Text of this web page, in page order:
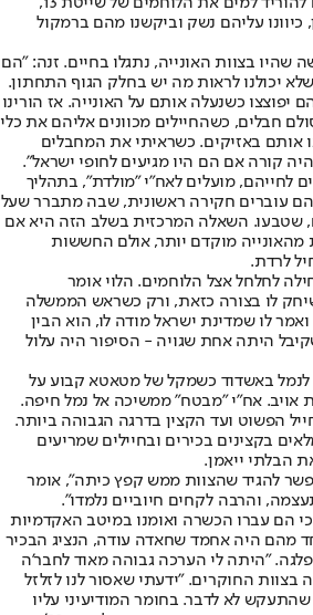
עליהם נשק וביקשנו מהם ברמקול
בצוות האונייה, נתגלו בחיים. זנה: "הם
יכולנו לראות מה יש בחלק הגוף התחתון.
כשנעלה אותם על האונייה. אז הורינו
חבלים, כשהחיילים מכוונים אליהם את כלי
אותם באזיקים. כשראיתי את המחבלים
קורה אם הם היו מגיעים לחופי ישראל".
לחייהם, מועלים לאח"י "מולדת", בתהליך
עוברים חקירה ראשונית, שבה מתברר שעל
עוד 20 מחבלים, שטבעו. השאלה המרכזית בשלב הזה היא אם
מהאונייה מוקדם יותר, אולם החששות
לרדת.
לחלחל אצל הלוחמים. הלוי אומר
לו בצורה כזאת, ורק כשראש הממשלה
ואמר לו שמדינת ישראל מודה לו, הוא הבין
היתה אחת שגויה - הסיפור היה עלול
לנמל באשדוד כשמקל של מטאטא קבוע על
אויב. אח"י "מבטח" ממשיכה אל נמל חיפה.
הפשוט ועד הקצין בדרגה הגבוהה ביותר.
בקצינים בכירים ובחיילים שמריעים
הבלתי ייאמן.
להגיד שהצוות ממש קפץ כיתה", אומר
והרבה לקחים חיוביים נלמדו".
הם עברו הכשרה ואומנו במיטב האקדמיות
מהם היה אחמד שחאדה עודה, הנציג הבכיר
"היתה לי הערכה גבוהה מאוד לחבר'ה
החוקרים. "ידעתי שאסור לנו לזלזל
לא לדבר. בחומר המודיעיני עליו